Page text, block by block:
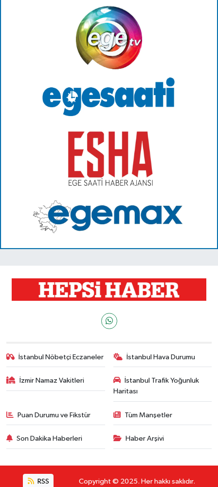
İstanbul Nöbetçi Eczaneler İstanbul Hava Durumu
İzmir Namaz Vakitleri
İstanbul Trafik Yoğunluk
Haritası
Puan Durumu ve Fikstür Tüm Manşetler
Son Dakika Haberleri Haber Arşivi
RSS Copyright © 2025. Her hakkı saklıdır.